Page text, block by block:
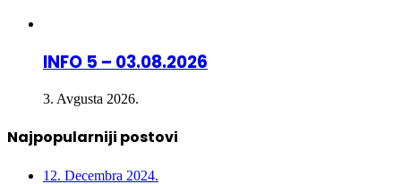
INFO 5 – 03.08.2026
3. Avgusta 2026.
Najpopularniji postovi
12. Decembra 2024.